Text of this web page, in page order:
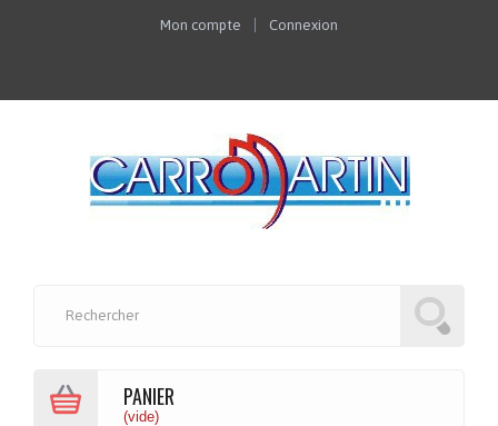
Mon compte Connexion
PANIER
(vide)